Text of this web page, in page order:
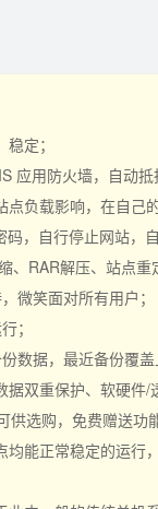
定；
应用防火墙，自动
负载影响，在自己
，自行停止网站，
、RAR解压、站点
微笑面对所有用户；
；
数据，最近备份覆
双重保护、软硬件/
供选购，免费赠送
能正常稳定的运